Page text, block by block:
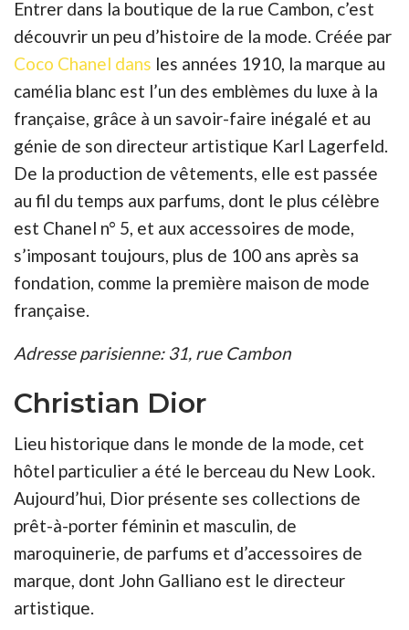
Entrer dans la boutique de la rue Cambon, c’est
découvrir un peu d’histoire de la mode. Créée par
Coco Chanel dans les années 1910, la marque au
camélia blanc est l’un des emblèmes du luxe à la
française, grâce à un savoir-faire inégalé et au
génie de son directeur artistique Karl Lagerfeld.
De la production de vêtements, elle est passée
au fil du temps aux parfums, dont le plus célèbre
est Chanel n° 5, et aux accessoires de mode,
s’imposant toujours, plus de 100 ans après sa
fondation, comme la première maison de mode
française.
Adresse parisienne: 31, rue Cambon
Christian Dior
Lieu historique dans le monde de la mode, cet
hôtel particulier a été le berceau du New Look.
Aujourd’hui, Dior présente ses collections de
prêt-à-porter féminin et masculin, de
maroquinerie, de parfums et d’accessoires de
marque, dont John Galliano est le directeur
artistique.